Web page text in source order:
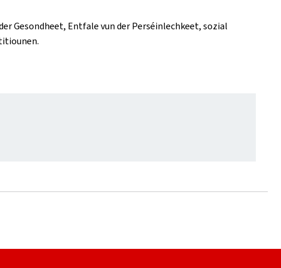
Gesondheet, Entfale vun der Perséinlechkeet, sozial